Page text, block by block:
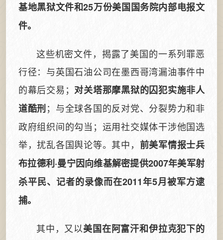
基地黑狱文件和25万份美国国务院内部电报文
件。
这些机密文件，揭露了美国的一系列罪恶
行径：与英国石油公司在墨西哥湾漏油事件中
的幕后交易； 对关塔那摩黑狱的囚犯实施非人
道酷刑；与全球各国的反对党、分裂势力和非
政府组织间的勾当；运用社交媒体干涉他国选
举，扰乱各国舆论等。其中， 前美军情报士兵
布拉德利·曼宁因向维基解密提供2007年美军射
杀平民、记者的录像而在2011年5月被军方逮
捕。
其中，又以美国在阿富汗和伊拉克犯下的